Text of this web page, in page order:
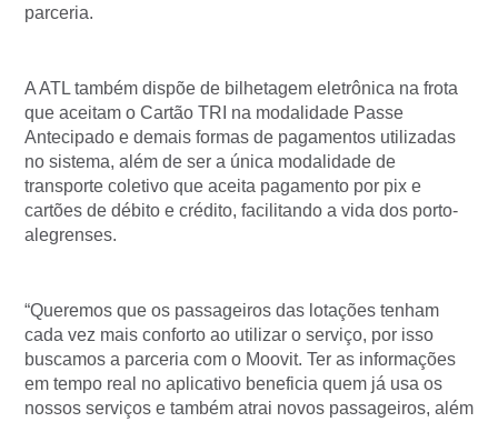
parceria.
A ATL também dispõe de bilhetagem eletrônica na frota
que aceitam o Cartão TRI na modalidade Passe
Antecipado e demais formas de pagamentos utilizadas
no sistema, além de ser a única modalidade de
transporte coletivo que aceita pagamento por pix e
cartões de débito e crédito, facilitando a vida dos porto-
alegrenses.
“Queremos que os passageiros das lotações tenham
cada vez mais conforto ao utilizar o serviço, por isso
buscamos a parceria com o Moovit. Ter as informações
em tempo real no aplicativo beneficia quem já usa os
nossos serviços e também atrai novos passageiros, além